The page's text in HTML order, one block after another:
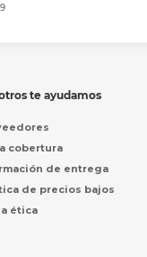
te ayudamos
cobertura
de entrega
de precios bajos
ética